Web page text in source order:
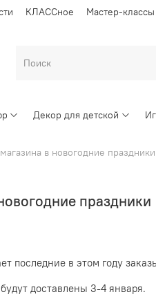
КЛАССное Мастер-классы
Декор для детской
в новогодние праздники
праздники
последние в этом году
доставлены 3-4 января.